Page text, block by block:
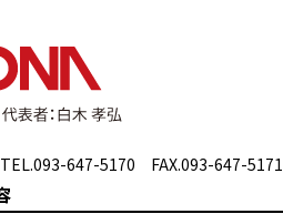
647-5170 FAX.093-647-5171